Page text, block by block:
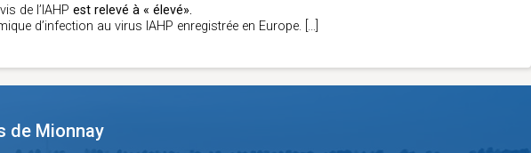
de l’IAHP est relevé à « élevé».
d’infection au virus IAHP enregistrée en Europe. […]
de Mionnay